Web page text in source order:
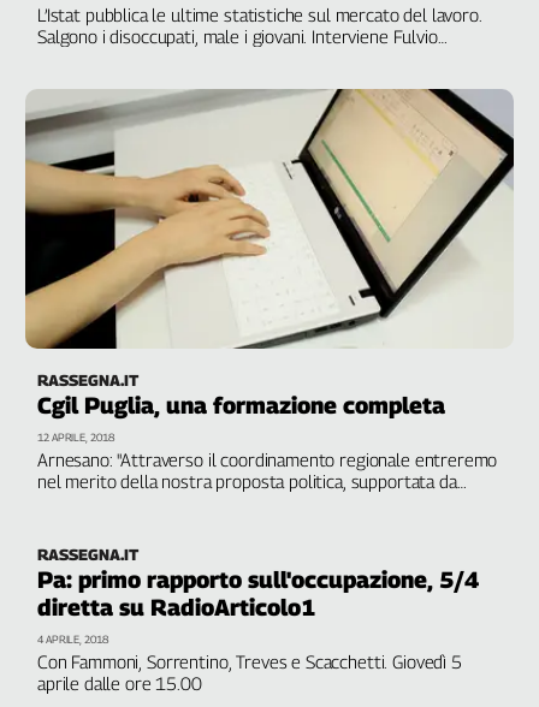
L’Istat pubblica le ultime statistiche sul mercato del lavoro.
Salgono i disoccupati, male i giovani. Interviene Fulvio
RASSEGNA.IT
Cgil Puglia, una formazione completa
Arnesano: "Attraverso il coordinamento regionale entreremo
nel merito della nostra proposta politica, supportata da
stesso tempo locale"
12 APRILE, 2018
RASSEGNA.IT
Pa: primo rapporto sull'occupazione, 5/4
diretta su RadioArticolo1
Con Fammoni, Sorrentino, Treves e Scacchetti. Giovedì 5
aprile dalle ore 15.00
4 APRILE, 2018